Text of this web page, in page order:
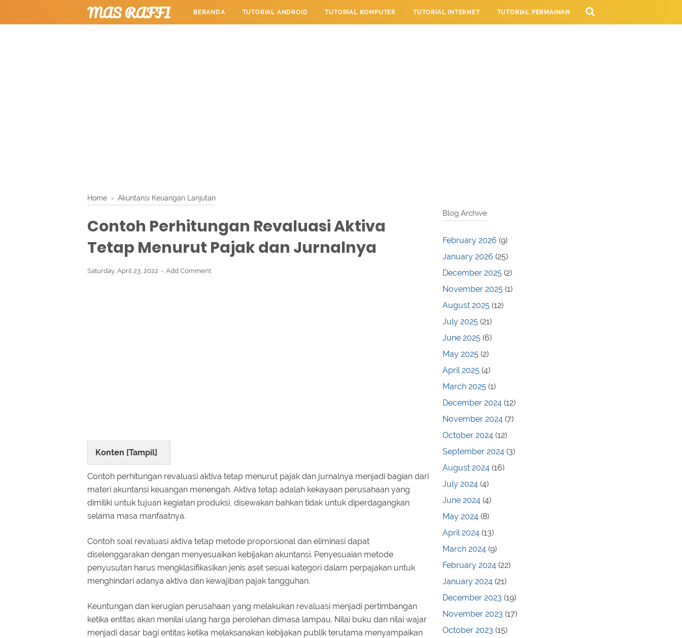
MAS RAFFI BERANDA TUTORIAL ANDROID TUTORIAL KOMPUTER TUTORIAL INTERNET TUTORIAL PERMAINAN
Home › Akuntansi Keuangan Lanjutan
Contoh Perhitungan Revaluasi Aktiva
Tetap Menurut Pajak dan Jurnalnya
Saturday, April 23, 2022 Add Comment
Konten [Tampil]
Contoh perhitungan revaluasi aktiva tetap menurut pajak dan jurnalnya menjadi bagian dari
materi akuntansi keuangan menengah. Aktiva tetap adalah kekayaan perusahaan yang
dimiliki untuk tujuan kegiatan produksi, disewakan bahkan tidak untuk diperdagangkan
selama masa manfaatnya.
Contoh soal revaluasi aktiva tetap metode proporsional dan eliminasi dapat
diselenggarakan dengan menyesuaikan kebijakan akuntansi. Penyesuaian metode
penyusutan harus mengklasifikasikan jenis aset sesuai kategori dalam perpajakan untuk
menghindari adanya aktiva dan kewajiban pajak tangguhan.
Keuntungan dan kerugian perusahaan yang melakukan revaluasi menjadi pertimbangan
ketika entitas akan menilai ulang harga perolehan dimasa lampau. Nilai buku dan nilai wajar
menjadi dasar bagi entitas ketika melaksanakan kebijakan publik terutama menyampaikan
Blog Archive
February 2026 (9)
January 2026 (25)
December 2025 (2)
November 2025 (1)
August 2025 (12)
July 2025 (21)
June 2025 (6)
May 2025 (2)
April 2025 (4)
March 2025 (1)
December 2024 (12)
November 2024 (7)
October 2024 (12)
September 2024 (3)
August 2024 (16)
July 2024 (4)
June 2024 (4)
May 2024 (8)
April 2024 (13)
March 2024 (9)
February 2024 (22)
January 2024 (21)
December 2023 (19)
November 2023 (17)
October 2023 (15)